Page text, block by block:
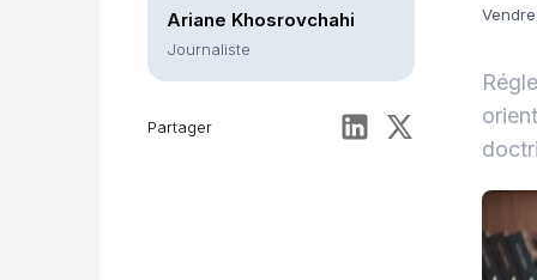
Ariane Khosrovchahi
Journaliste
Partager